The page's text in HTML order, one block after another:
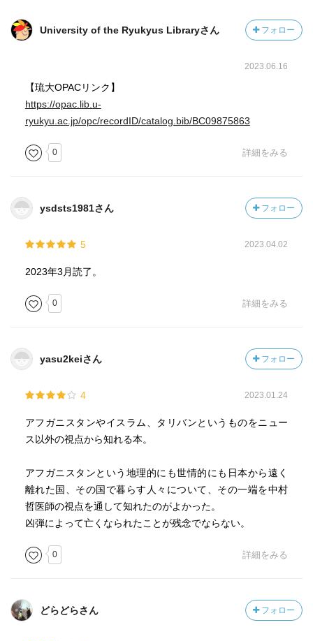
University of the Ryukyus Libraryさん フォロー
2023.06.16
【琉大OPACリンク】
https://opac.lib.u-
ryukyu.ac.jp/opc/recordID/catalog.bib/BC09875863
0 詳細をみる
ysdsts1981さん フォロー
5 2023.04.02
2023年3月読了。
0 詳細をみる
yasu2keiさん フォロー
4 2023.01.24
アフガニスタンやイスラム、タリバンというものをニュー
ス以外の視点から知れる本。
アフガニスタンという地理的にも世情的にも日本から遠く
離れた国、その国で暮らす人々について、その一端を中村
哲医師の視点を通して知れたのがよかった。
凶弾によって亡くなられたことが残念でならない。
0 詳細をみる
どらどらさん フォロー